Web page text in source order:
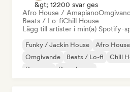
&gt; 12200 svar ges
Afro House / Amapiano
Beats / Lo-fiChill House
Lägg till artister i min(a) Spotify-
Funky / Jackin House
Afro
Omgivande
Beats / Lo-fi Chill
Danspop
Deep house